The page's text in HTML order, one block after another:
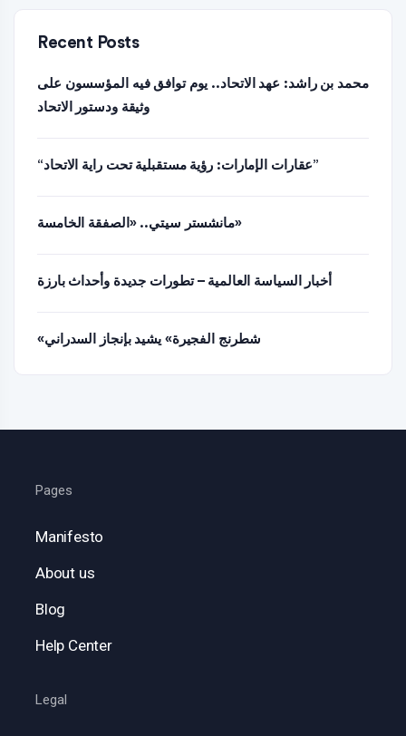
Recent Posts
محمد بن راشد: عهد الاتحاد.. يوم توافق فيه المؤسسون على
وثيقة ودستور الاتحاد
“عقارات الإمارات: رؤية مستقبلية تحت راية الاتحاد”
مانشستر سيتي.. «الصفقة الخامسة»
أخبار السياسة العالمية – تطورات جديدة وأحداث بارزة
«شطرنج الفجيرة» يشيد بإنجاز السدراني
Pages
Manifesto
About us
Blog
Help Center
Legal